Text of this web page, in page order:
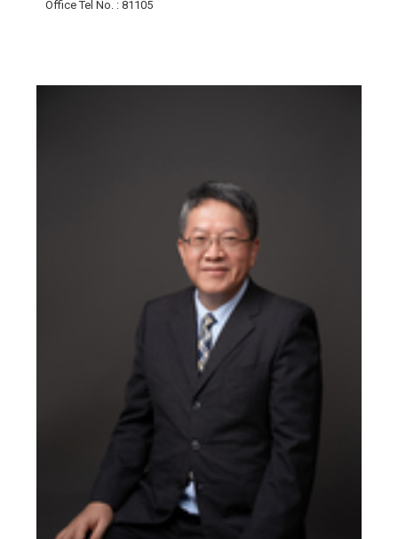
Office Tel No. : 81105